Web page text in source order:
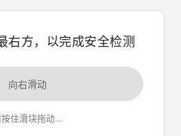
右方，以完成安全检测
向右滑动
住滑块拖动...